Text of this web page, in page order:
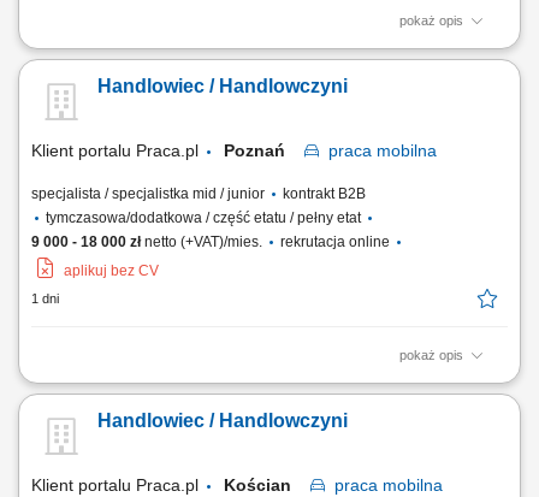
pokaż opis
Realizacja planów sprzedażowych na podległym terenie;Budowanie i
Klientów;Analiza oraz monitorowanie rynku;Realizacja zadań
dodatkowych;
Handlowiec / Handlowczyni
Klient portalu Praca.pl Poznań praca mobilna
specjalista / specjalistka mid / junior
kontrakt B2B
tymczasowa/dodatkowa / część etatu / pełny etat
9 000 - 18 000 złnetto (+VAT)/mies.
rekrutacja online
aplikuj bez CV
1 dni
pokaż opis
Prezentowanie produktów podczas spotkań z klientami. Aktywne
oraz przygotowywanie ofert dopasowanych do potrzeb klientów.
Realizacja planów sprzedaży i bieżące raportowanie efektów pracy.
Handlowiec / Handlowczyni
Klient portalu Praca.pl Kościan praca mobilna